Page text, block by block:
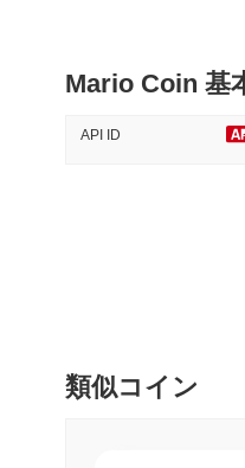
#322
Mario Coin 基
API ID
類似コイン